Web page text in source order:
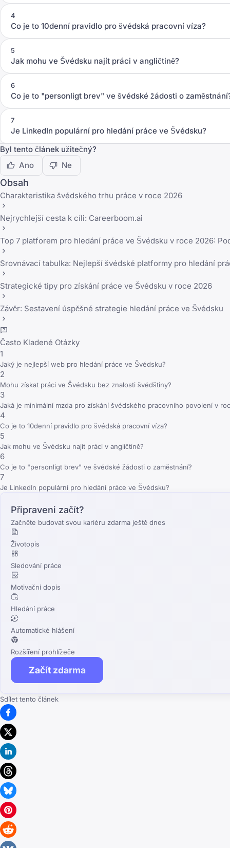
4
Co je to 10denní pravidlo pro švédská pracovní víza?
5
Jak mohu ve Švédsku najít práci v angličtině?
6
Co je to "personligt brev" ve švédské žádosti o
7
Je LinkedIn populární pro hledání práce ve Švédsku?
Byl tento článek užitečný?
Ano
Ne
Obsah
Charakteristika švédského trhu práce v roce 2026
Nejrychlejší cesta k cíli: Careerboom.ai
Top 7 platforem pro hledání práce ve Švédsku v roce 2026:
Srovnávací tabulka: Nejlepší švédské platformy pro hledání
Strategické tipy pro získání práce ve Švédsku v roce 2026
Závěr: Sestavení úspěšné strategie hledání práce ve Švédsku
Často Kladené Otázky
1
Jaký je nejlepší web pro hledání práce ve Švédsku?
2
Mohu získat práci ve Švédsku bez znalosti švédštiny?
3
Jaká je minimální mzda pro získání švédského pracovního povolení v
4
Co je to 10denní pravidlo pro švédská pracovní víza?
5
Jak mohu ve Švédsku najít práci v angličtině?
6
Co je to "personligt brev" ve švédské žádosti o zaměstnání?
7
Je LinkedIn populární pro hledání práce ve Švédsku?
Připraveni začít?
Začněte budovat svou kariéru zdarma ještě dnes
Životopis
Sledování práce
Motivační dopis
Hledání práce
Automatické hlášení
Rozšíření prohlížeče
Začít zdarma
Sdílet tento článek